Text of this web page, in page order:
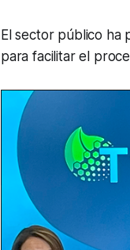
El sector público ha
para facilitar el